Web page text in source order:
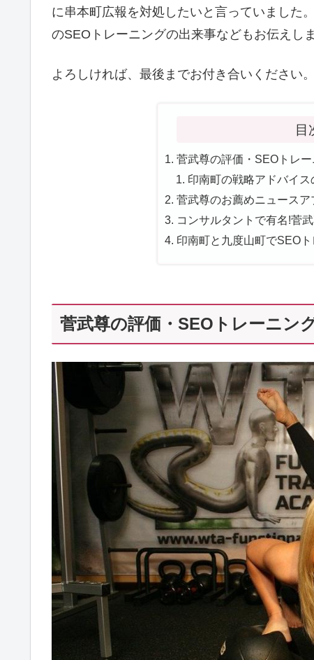
に串本町広報を対処したいと言っていました
のSEOトレーニングの出来事などもお伝えしま
よろしければ、最後までお付き合いください。
目
菅武尊の評価・SEOトレ
印南町の戦略アドバイ
菅武尊のお薦めニュース
コンサルタントで有名!菅
印南町と九度山町でSEO
菅武尊の評価・SEOトレーニン